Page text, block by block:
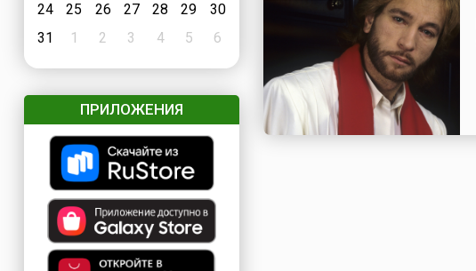
24
25 26 27 28 29
30
31
1 2 3 4 5 6
ПРИЛОЖЕНИЯ